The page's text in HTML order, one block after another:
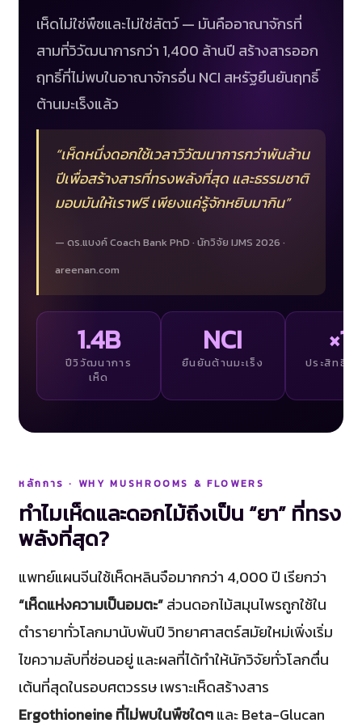
เห็ดไม่ใช่พืชและไม่ใช่สัตว์ — มันคืออาณาจักรที่
สามที่วิวัฒนาการกว่า 1,400 ล้านปี สร้างสารออก
ฤทธิ์ที่ไม่พบในอาณาจักรอื่น NCI สหรัฐยืนยันฤทธิ์
ต้านมะเร็งแล้ว
“เห็ดหนึ่งดอกใช้เวลาวิวัฒนาการกว่าพันล้าน
ปีเพื่อสร้างสารที่ทรงพลังที่สุด และธรรมชาติ
มอบมันให้เราฟรี เพียงแค่รู้จักหยิบมากิน”
— ดร.แบงค์ Coach Bank PhD · นักวิจัย IJMS 2026 ·
areenan.com
1.4B
ปีวิวัฒนาการ
เห็ด
NCI
ยืนยันต้านมะเร็ง ประสิทธิภ
หลักการ · WHY MUSHROOMS & FLOWERS
ทำไมเห็ดและดอกไม้ถึงเป็น “ยา” ที่ทรง
พลังที่สุด?
แพทย์แผนจีนใช้เห็ดหลินจือมากกว่า 4,000 ปี เรียกว่า
“เห็ดแห่งความเป็นอมตะ”ส่วนดอกไม้สมุนไพรถูกใช้ใน
ตำรายาทั่วโลกมานับพันปี วิทยาศาสตร์สมัยใหม่เพิ่งเริ่ม
ไขความลับที่ซ่อนอยู่ และผลที่ได้ทำให้นักวิจัยทั่วโลกตื่น
เต้นที่สุดในรอบศตวรรษ เพราะเห็ดสร้างสาร
Ergothioneine ที่ไม่พบในพืชใดๆและ Beta-Glucan